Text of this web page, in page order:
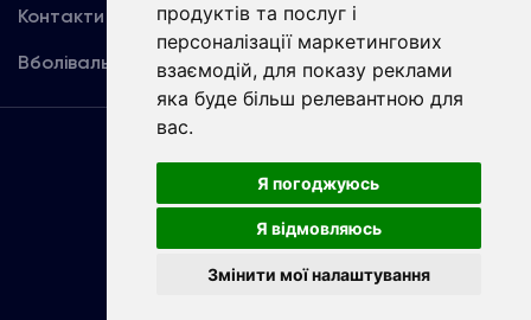
продуктів та послуг і
персоналізації маркетингових
взаємодій, для показу реклами
яка буде більш релевантною для
вас.
Я погоджуюсь
Я відмовляюсь
Змінити мої налаштування
Контакти
Вболівальникам
Угода
користувача
Copyright © ФК «Динамо» Київ